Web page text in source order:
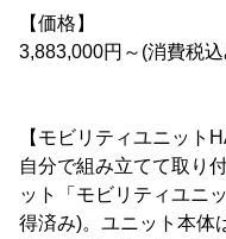
【価格】
3,883,000円～(消費税
【モビリティユニット
自分で組み立てて取り
ット「モビリティユニ
得済み)。ユニット本体